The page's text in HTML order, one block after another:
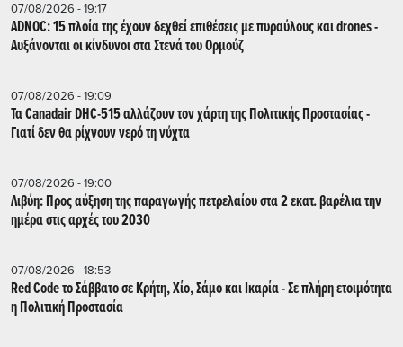
07/08/2026 - 19:17
ADNOC: 15 πλοία της έχουν δεχθεί επιθέσεις με πυραύλους και drones -
Aυξάνονται οι κίνδυνοι στα Στενά του Ορμούζ
07/08/2026 - 19:09
Τα Canadair DHC-515 αλλάζουν τον χάρτη της Πολιτικής Προστασίας -
Γιατί δεν θα ρίχνουν νερό τη νύχτα
07/08/2026 - 19:00
Λιβύη: Προς αύξηση της παραγωγής πετρελαίου στα 2 εκατ. βαρέλια την
ημέρα στις αρχές του 2030
07/08/2026 - 18:53
Red Code το Σάββατο σε Κρήτη, Χίο, Σάμο και Ικαρία - Σε πλήρη ετοιμότητα
η Πολιτική Προστασία